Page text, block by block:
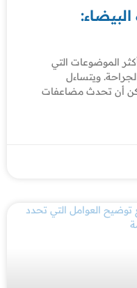
الموضوعات التي
ويتساءل
أن تحدث مضاعفات